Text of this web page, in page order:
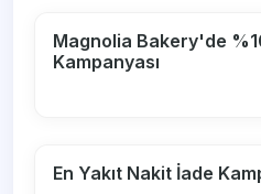
Magnolia Bakery'de
Kampanyası
En Yakıt Nakit İade